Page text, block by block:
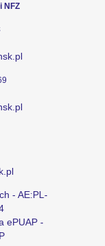
NFZ
- AE:PL-
ePUAP -